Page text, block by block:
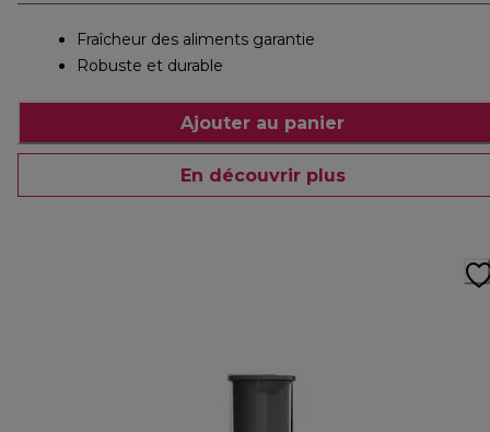
Fraîcheur des aliments garantie
Robuste et durable
Ajouter au panier
En découvrir plus